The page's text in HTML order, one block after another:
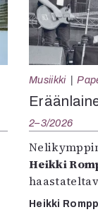
Musiikki
2–3/2026
Heikki
Heikki